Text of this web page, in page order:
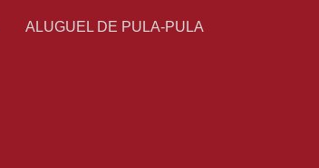
ALUGUEL DE PULA-PULA